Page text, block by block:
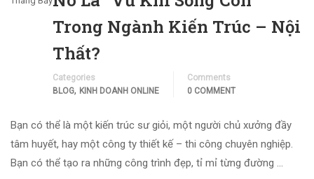
Trong Ngành Kiến Trúc – Nội
Thất?
Categories
BLOG, KINH DOANH ONLINE
Comments
0 COMMENT
Bạn có thể là một kiến trúc sư giỏi, một người chủ xưởng đầy
tâm huyết, hay một công ty thiết kế – thi công chuyên nghiệp.
Bạn có thể tạo ra những công trình đẹp, tỉ mỉ từng đường …